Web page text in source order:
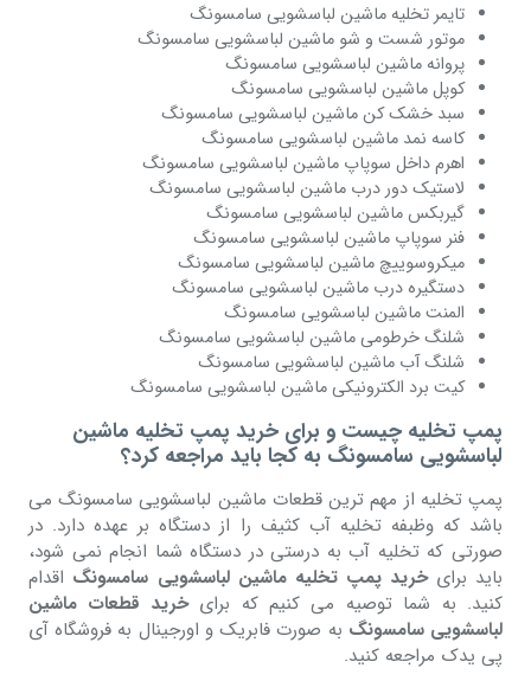
تایمر تخلیه ماشین لباسشویی سامسونگ
موتور شست و شو ماشین لباسشویی سامسونگ
پروانه ماشین لباسشویی سامسونگ
کوپل ماشین لباسشویی سامسونگ
سبد خشک کن ماشین لباسشویی سامسونگ
کاسه نمد ماشین لباسشویی سامسونگ
اهرم داخل سوپاپ ماشین لباسشویی سامسونگ
لاستیک دور درب ماشین لباسشویی سامسونگ
گیربکس ماشین لباسشویی سامسونگ
فنر سوپاپ ماشین لباسشویی سامسونگ
میکروسوییچ ماشین لباسشویی سامسونگ
دستگیره درب ماشین لباسشویی سامسونگ
المنت ماشین لباسشویی سامسونگ
شلنگ خرطومی ماشین لباسشویی سامسونگ
شلنگ آب ماشین لباسشویی سامسونگ
کیت برد الکترونیکی ماشین لباسشویی سامسونگ
پمپ تخلیه چیست و برای خرید پمپ تخلیه ماشین
لباسشویی سامسونگ به کجا باید مراجعه کرد؟
پمپ تخلیه از مهم ترین قطعات ماشین لباسشویی سامسونگ می
باشد که وظبفه تخلیه آب کثیف را از دستگاه بر عهده دارد. در
صورتی که تخلیه آب به درستی در دستگاه شما انجام نمی شود،
باید برای خرید پمپ تخلیه ماشین لباسشویی سامسونگ اقدام
کنید. به شما توصیه می کنیم که برایخرید قطعات ماشین
لباسشویی سامسونگ به صورت فابریک و اورجینال به فروشگاه آی
پی یدک مراجعه کنید.